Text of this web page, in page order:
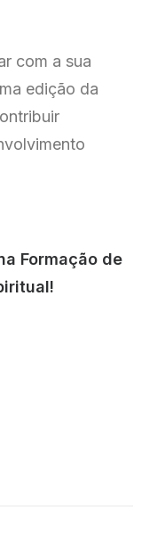
com a sua
edição da
Formação de